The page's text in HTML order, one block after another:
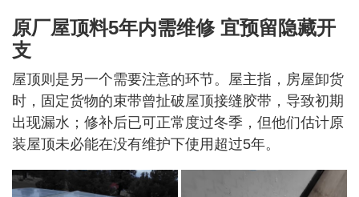
原厂屋顶料5年内需维修 宜预留隐藏开
支
屋顶则是另一个需要注意的环节。屋主指，房屋卸货
时，固定货物的束带曾扯破屋顶接缝胶带，导致初期
出现漏水；修补后已可正常度过冬季，但他们估计原
装屋顶未必能在没有维护下使用超过5年。